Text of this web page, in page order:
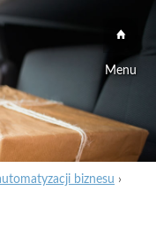
Menu
biznesu ›